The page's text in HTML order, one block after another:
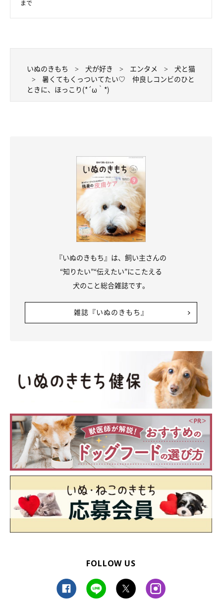
まで
いぬのきもち 犬が好き エンタメ
犬と猫
暑くてもくっついてたい♡ 仲良しコンビのひと
ときに、ほっこり(*´ω｀*)
『いぬのきもち』は、飼い主さんの
“知りたい”“伝えたい”にこたえる
犬のこと総合雑誌です。
雑誌『いぬのきもち』
FOLLOW US